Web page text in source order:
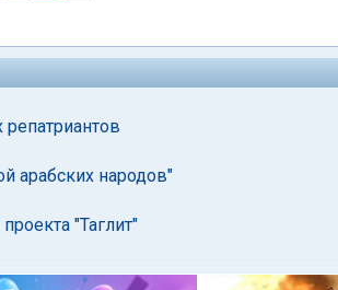
арабских народов"
"Таглит"